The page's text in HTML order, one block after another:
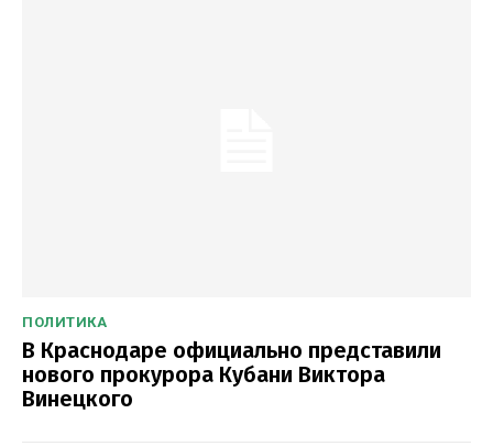
ПОЛИТИКА
В Краснодаре официально представили
нового прокурора Кубани Виктора
Винецкого